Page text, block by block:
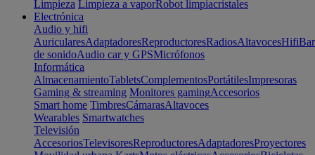
Limpieza Limpieza a vaporRobot limpiacristales
Electrónica
Audio y hifi
AuricularesAdaptadoresReproductoresRadiosAltavocesHifi
de sonidoAudio car y GPSMicrófonos
Informática
AlmacenamientoTabletsComplementosPortátilesImpresoras
Gaming & streaming Monitores gamingAccesorios
Smart home TimbresCámarasAltavoces
Wearables Smartwatches
Televisión
AccesoriosTelevisoresReproductoresAdaptadoresProyectores